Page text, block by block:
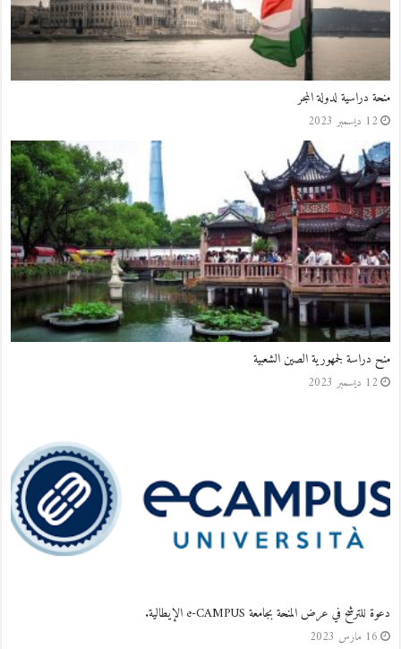
منحة دراسية لدولة المجر
12 ديسمبر 2023
منح دراسة لجمهورية الصين الشعبية
12 ديسمبر 2023
دعوة للترشح في عرض المنحة بجامعة e-CAMPUS الإيطالية.
16 مارس 2023